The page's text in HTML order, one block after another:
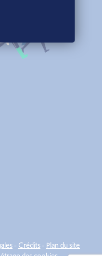
- Crédits- Plan du site